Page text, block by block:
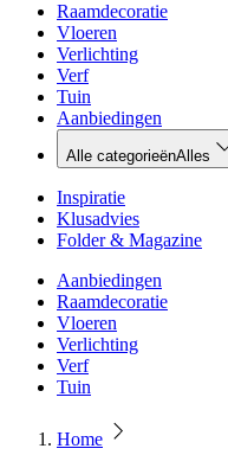
Raamdecoratie
Vloeren
Verlichting
Verf
Tuin
Aanbiedingen
Alle categorieënAlles
Inspiratie
Klusadvies
Folder & Magazine
Aanbiedingen
Raamdecoratie
Vloeren
Verlichting
Verf
Tuin
Home